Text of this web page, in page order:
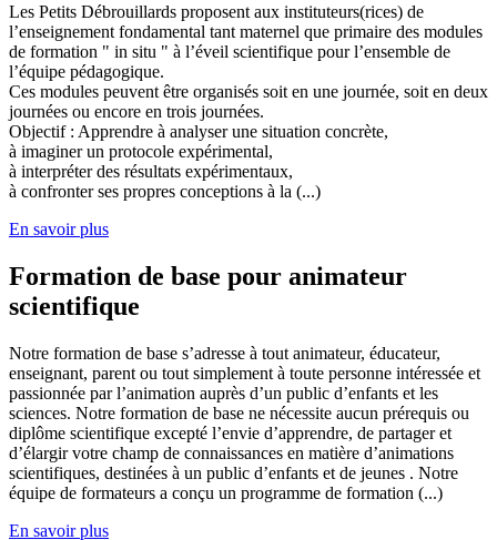
Les Petits Débrouillards proposent aux instituteurs(rices) de
l’enseignement fondamental tant maternel que primaire des modules
de formation " in situ " à l’éveil scientifique pour l’ensemble de
l’équipe pédagogique.
Ces modules peuvent être organisés soit en une journée, soit en deux
journées ou encore en trois journées.
Objectif : Apprendre à analyser une situation concrète,
à imaginer un protocole expérimental,
à interpréter des résultats expérimentaux,
à confronter ses propres conceptions à la (...)
En savoir plus
Formation de base pour animateur
scientifique
Notre formation de base s’adresse à tout animateur, éducateur,
enseignant, parent ou tout simplement à toute personne intéressée et
passionnée par l’animation auprès d’un public d’enfants et les
sciences. Notre formation de base ne nécessite aucun prérequis ou
diplôme scientifique excepté l’envie d’apprendre, de partager et
d’élargir votre champ de connaissances en matière d’animations
scientifiques, destinées à un public d’enfants et de jeunes . Notre
équipe de formateurs a conçu un programme de formation (...)
En savoir plus